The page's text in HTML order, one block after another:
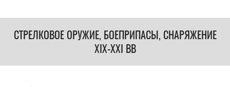
СТРЕЛКОВОЕ ОРУЖИЕ, БОЕПРИПАСЫ, СНАРЯЖЕНИЕ
XIX-XXI ВВ